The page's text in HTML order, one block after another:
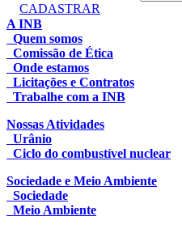
CADASTRAR
A INB
Quem somos
Comissão de Ética
Onde estamos
Licitações e Contratos
Trabalhe com a INB
Nossas Atividades
Urânio
Ciclo do combustível nuclear
Sociedade e Meio Ambiente
Sociedade
Meio Ambiente